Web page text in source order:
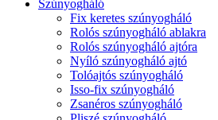
Szúnyogháló
Fix keretes szúnyogháló
Rolós szúnyogháló ablakra
Rolós szúnyogháló ajtóra
Nyíló szúnyogháló ajtó
Tolóajtós szúnyogháló
Isso-fix szúnyogháló
Zsanéros szúnyogháló